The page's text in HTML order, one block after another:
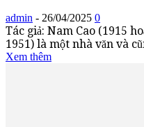
admin - 26/04/2025 0
Tác giả: Nam Cao (1915
1951) là một nhà văn và
Xem thêm